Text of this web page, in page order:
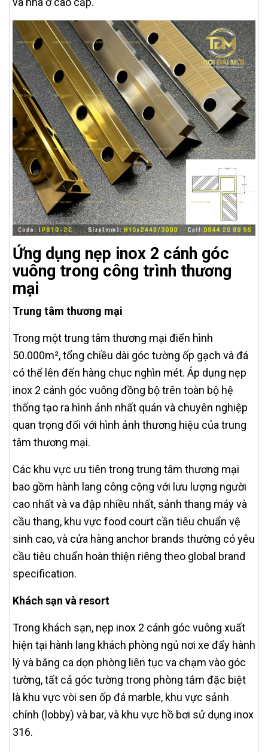
Ứng dụng nẹp inox 2 cánh góc
vuông trong công trình thương
mại
Trung tâm thương mại
Trong một trung tâm thương mại điển hình
50.000m², tổng chiều dài góc tường ốp gạch và đá
có thể lên đến hàng chục nghìn mét. Áp dụng nẹp
inox 2 cánh góc vuông đồng bộ trên toàn bộ hệ
thống tạo ra hình ảnh nhất quán và chuyên nghiệp
quan trọng đối với hình ảnh thương hiệu của trung
tâm thương mại.
Các khu vực ưu tiên trong trung tâm thương mại
bao gồm hành lang công cộng với lưu lượng người
cao nhất và va đập nhiều nhất, sảnh thang máy và
cầu thang, khu vực food court cần tiêu chuẩn vệ
sinh cao, và cửa hàng anchor brands thường có yêu
cầu tiêu chuẩn hoàn thiện riêng theo global brand
specification.
Khách sạn và resort
Trong khách sạn, nẹp inox 2 cánh góc vuông xuất
hiện tại hành lang khách phòng ngủ nơi xe đẩy hành
lý và băng ca dọn phòng liên tục va chạm vào góc
tường, tất cả góc tường trong phòng tắm đặc biệt
là khu vực vòi sen ốp đá marble, khu vực sảnh
chính (lobby) và bar, và khu vực hồ bơi sử dụng inox
316.